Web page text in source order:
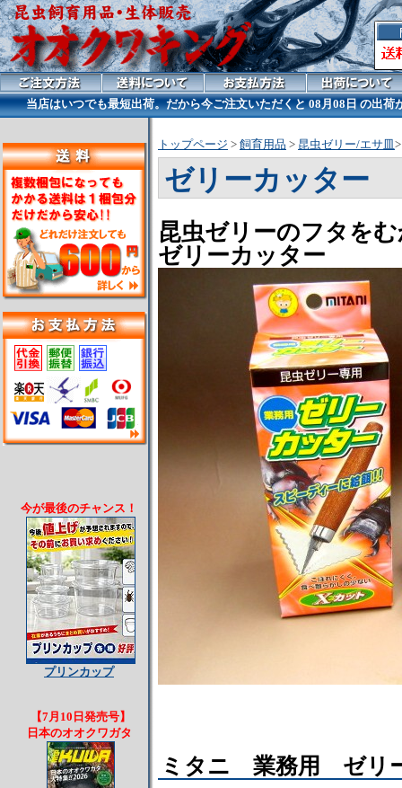
トップページ > 飼育用品 > 昆虫ゼリー/エサ皿 >
ゼリーカッター
昆虫ゼリーのフタを
ゼリーカッター
ミタニ 業務用 ゼリ
今が最後のチャンス！
プリンカップ
【7月10日発売号】
日本のオオクワガタ
当店はいつでも最短出荷。だから今ご注文いただくと08月08日 の出荷